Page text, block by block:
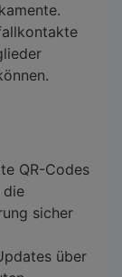
QR-Codes
die
sicher
über